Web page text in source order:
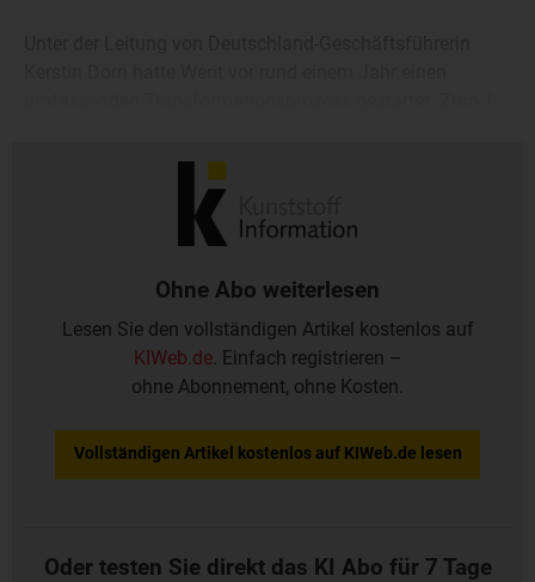
„Rekonditionierung“ erweitert.
Ohne Abo weiterlesen
Lesen Sie den vollständigen Artikel kostenlos auf
KIWeb.de. Einfach registrieren –
ohne Abonnement, ohne Kosten.
Vollständigen Artikel kostenlos auf KIWeb.de lesen
Oder testen Sie direkt das KI Abo für 7 Tage